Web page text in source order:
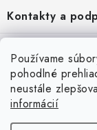
Používame
pohodlné
neustále
informácií
e Moja objednávka
Odstúpenie od zmluvy
Formuláre na
Napíšte nám
Dôležité oznamy
16.6.2026
Nákup na splátky
23.10.2022
Ako nakupovať
Kontakty a
2.8.2022
Doprava a Platba
4.3.2022
Servisné služby
Servis a služby pre
5.3.2022
Inštalácia a servis NB
Doprava - UPS